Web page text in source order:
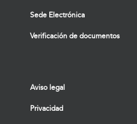
Sede Electrónica
Verificación de documentos
Aviso legal
Privacidad